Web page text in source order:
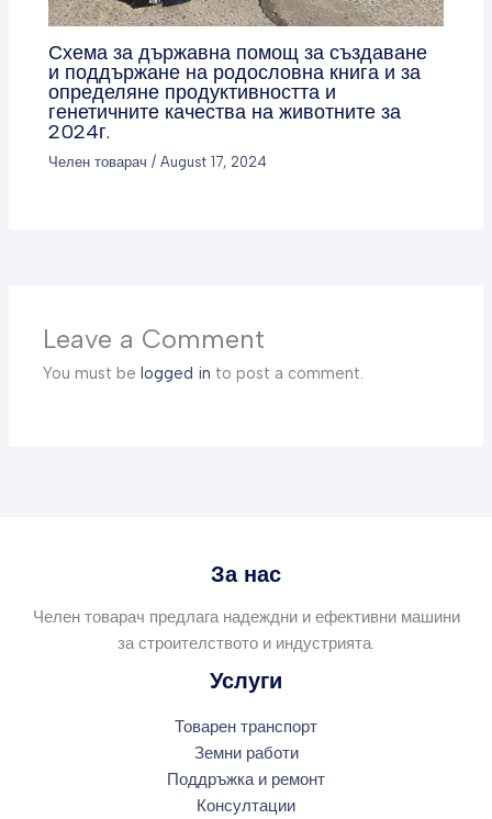
Схема за държавна помощ за създаване
и поддържане на родословна книга и за
определяне продуктивността и
генетичните качества на животните за
2024г.
Челен товарач /August 17, 2024
Leave a Comment
You must belogged in to post a comment.
За нас
Челен товарач предлага надеждни и ефективни машини
за строителството и индустрията.
Услуги
Товарен транспорт
Земни работи
Поддръжка и ремонт
Консултации